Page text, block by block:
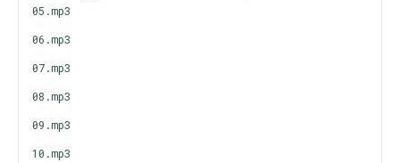
05.mp3
06.mp3
07.mp3
08.mp3
09.mp3
10.mp3